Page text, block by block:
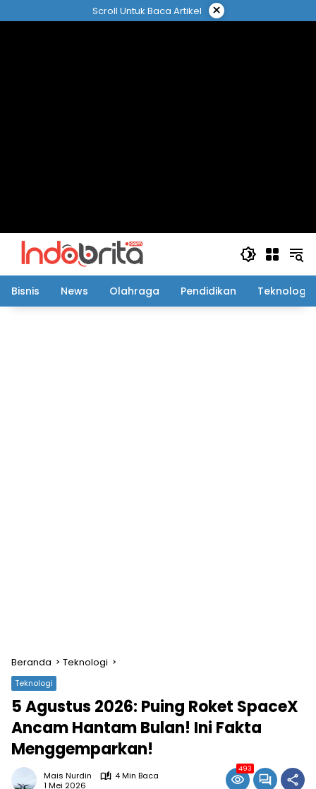
ke
Scroll Untuk Baca Artikel ×
Bisnis News Olahraga Pendidikan Teknologi
Beranda Teknologi
Teknologi
5 Agustus 2026: Puing Roket SpaceX
Ancam Hantam Bulan! Ini Fakta
Menggemparkan!
Mais Nurdin
4 Min Baca
1 Mei 2026
493